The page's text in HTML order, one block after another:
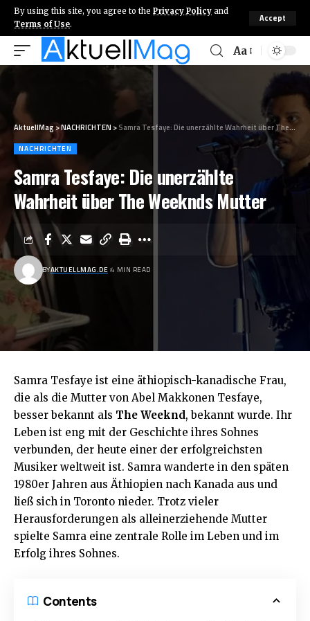
By using this site, you agree to the Privacy Policy and
Terms of Use.
Accept
Aa
AktuellMag>NACHRICHTEN >Samra Tesfaye: Die unerzählte Wahrheit über The Weeknds Mutter
NACHRICHTEN
Samra Tesfaye: Die unerzählte
Wahrheit über The Weeknds Mutter
BYAKTUELLMAG.DE 4 MIN READ
Samra Tesfaye ist eine äthiopisch-kanadische Frau,
die als die Mutter von Abel Makkonen Tesfaye,
besser bekannt als The Weeknd, bekannt wurde. Ihr
Leben ist eng mit der Geschichte ihres Sohnes
verbunden, der heute einer der erfolgreichsten
Musiker weltweit ist. Samra wanderte in den späten
1980er Jahren aus Äthiopien nach Kanada aus und
ließ sich in Toronto nieder. Trotz vieler
Herausforderungen als alleinerziehende Mutter
spielte Samra eine zentrale Rolle im Leben und im
Erfolg ihres Sohnes.
Contents